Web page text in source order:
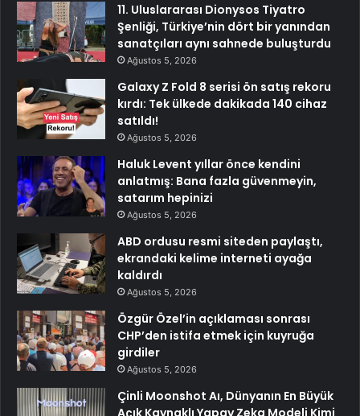
11. Uluslararası Dionysos Tiyatro
Şenliği, Türkiye’nin dört bir yanından
sanatçıları aynı sahnede buluşturdu
Ağustos 5, 2026
Galaxy Z Fold 8 serisi ön satış rekoru
kırdı: Tek ülkede dakikada 140 cihaz
satıldı!
Ağustos 5, 2026
Haluk Levent yıllar önce kendini
anlatmış: Bana fazla güvenmeyin,
satarım hepinizi
Ağustos 5, 2026
ABD ordusu resmi siteden paylaştı,
ekrandaki kelime interneti ayağa
kaldırdı
Ağustos 5, 2026
Özgür Özel’in açıklaması sonrası
CHP’den istifa etmek için kuyruğa
girdiler
Ağustos 5, 2026
Çinli Moonshot Aı, Dünyanın En Büyük
Açık Kaynaklı Yapay Zeka Modeli Kimi